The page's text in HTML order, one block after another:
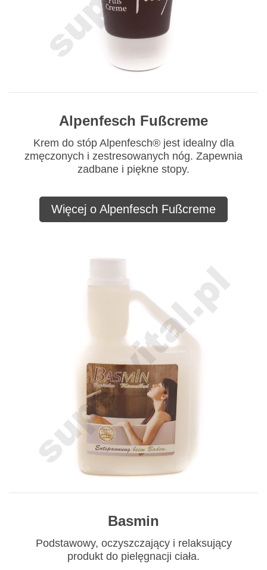
Alpenfesch Fußcreme
Krem do stóp Alpenfesch® jest idealny dla
zmęczonych i zestresowanych nóg. Zapewnia
zadbane i piękne stopy.
Więcej o Alpenfesch Fußcreme
Basmin
Podstawowy, oczyszczający i relaksujący
produkt do pielęgnacji ciała.